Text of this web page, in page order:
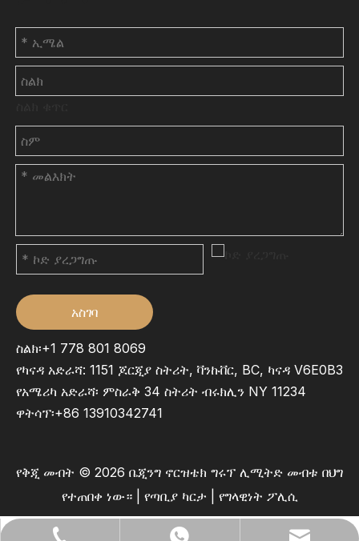
+86- 13522528544
+86 13522528544
lilywu202104@gmail.com
አስገባ
ስልክ፡+1 778 801 8069
የካናዳ አድራሻ: 1151 ጆርጂያ ስትሪት, ቫንኩቨር, BC, ካናዳ V6E0B3
የአሜሪካ አድራሻ፡ ምስራቅ 34 ስትሪት ብሩክሊን NY 11234
ዋትሳፕ፡+86 13910342741
የቅጂ መብት © 2026 ቤጂንግ ኖርዝቴክ ግሩፕ ሊሚትድ መብቱ በህግ
የተጠበቀ ነው። | የጣቢያ ካርታ የግላዊነት ፖሊሲ